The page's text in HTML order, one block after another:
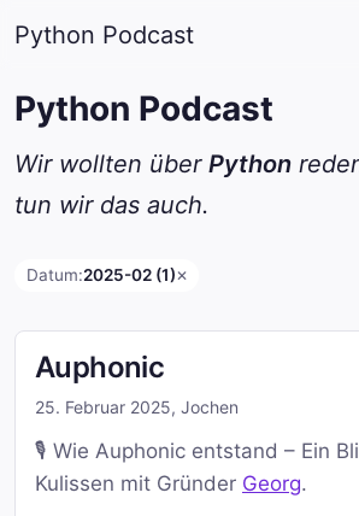
Python Podcast
Python Podcast
Wir wollten über Python
tun wir das auch.
Datum:2025-02 (1)✕
Auphonic
25. Februar 2025, Jochen
🎙️ Wie Auphonic entstand – Ein
Kulissen mit Gründer Georg.